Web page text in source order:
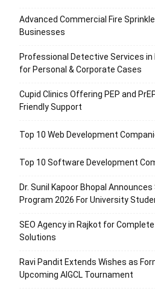
Advanced Commercial Fire
Businesses
Professional Detective Services
for Personal & Corporate Cases
Cupid Clinics Offering PEP and
Friendly Support
Top 10 Web Development
Top 10 Software Development
Dr. Sunil Kapoor Bhopal
Program 2026 For University
SEO Agency in Rajkot for
Solutions
Ravi Pandit Extends Wishes as
Upcoming AIGCL Tournament